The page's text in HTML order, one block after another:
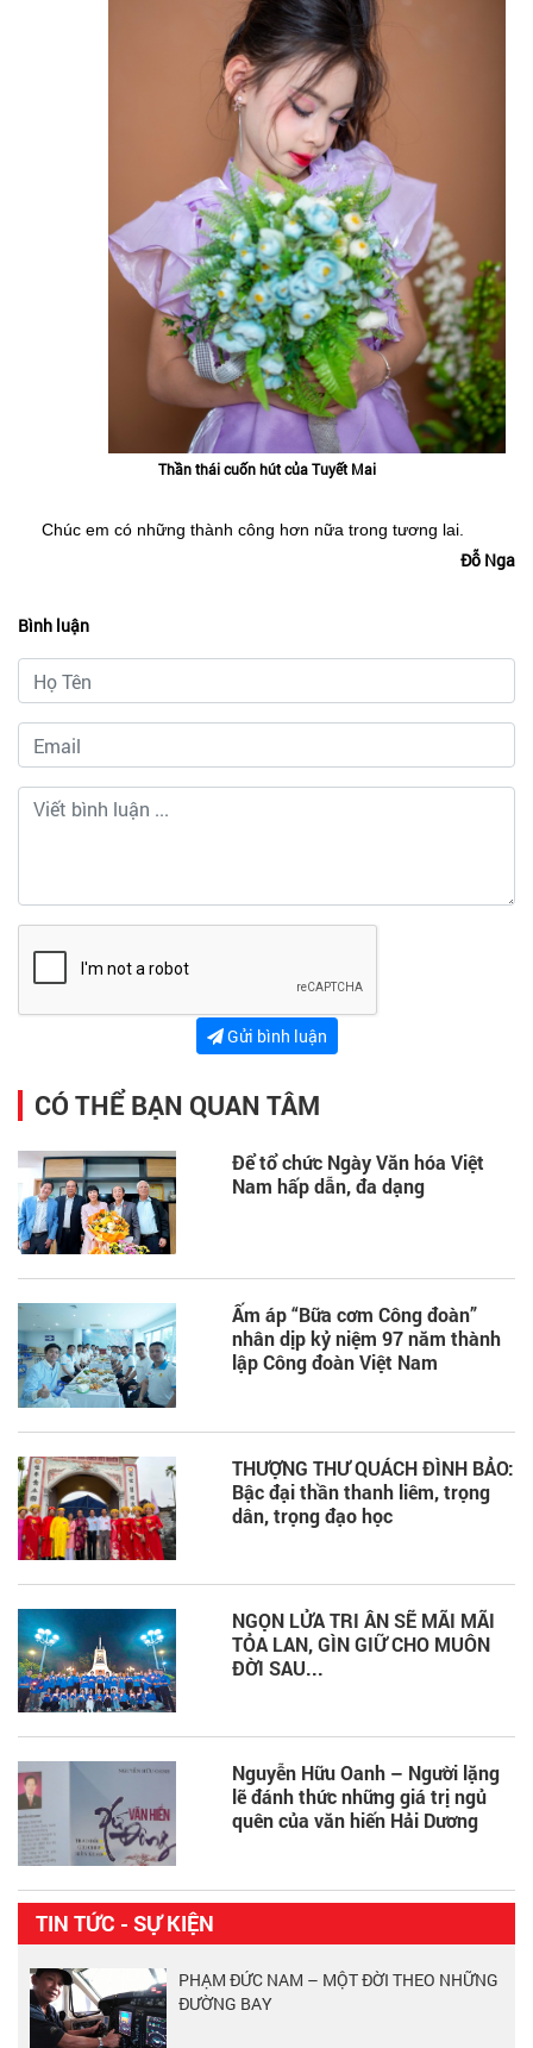
Thần thái cuốn hút của Tuyết Mai
Chúc em có những thành công hơn nữa trong tương lai.
Đỗ Nga
Bình luận
Gửi bình luận
CÓ THỂ BẠN QUAN TÂM
Để tổ chức Ngày Văn hóa Việt
Nam hấp dẫn, đa dạng
Ấm áp “Bữa cơm Công đoàn”
nhân dịp kỷ niệm 97 năm thành
lập Công đoàn Việt Nam
THƯỢNG THƯ QUÁCH ĐÌNH BẢO:
Bậc đại thần thanh liêm, trọng
dân, trọng đạo học
NGỌN LỬA TRI ÂN SẼ MÃI MÃI
TỎA LAN, GÌN GIỮ CHO MUÔN
ĐỜI SAU...
Nguyễn Hữu Oanh – Người lặng
lẽ đánh thức những giá trị ngủ
quên của văn hiến Hải Dương
TIN TỨC - SỰ KIỆN
PHẠM ĐỨC NAM – MỘT ĐỜI THEO NHỮNG
ĐƯỜNG BAY